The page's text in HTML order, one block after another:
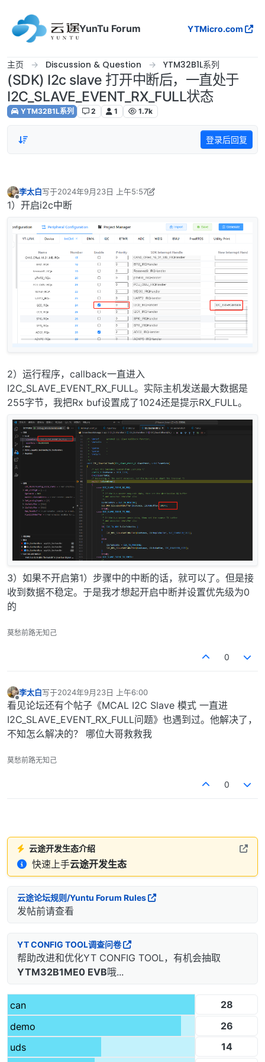
YunTu Forum
YTMicro.com
主页 Discussion & Question YTM32B1L系列
(SDK) I2c slave 打开中断后，一直处于
I2C_SLAVE_EVENT_RX_FULL状态
YTM32B1L系列 2 1 1.7k
登录后回复
离线
李太白写于2024年9月23日 上午5:57
最后由 lrx9695 编辑 2024年9月23日 下午1:58
1）开启i2c中断
2）运行程序，callback一直进入
I2C_SLAVE_EVENT_RX_FULL。实际主机发送最大数据是
255字节，我把Rx buf设置成了1024还是提示RX_FULL。
3）如果不开启第1）步骤中的中断的话，就可以了。但是接
收到数据不稳定。于是我才想起开启中断并设置优先级为0
的
莫愁前路无知己
0
离线
李太白写于2024年9月23日 上午6:00
最后由 编辑
看见论坛还有个帖子《MCAL I2C Slave 模式 一直进
I2C_SLAVE_EVENT_RX_FULL问题》也遇到过。他解决了，
不知怎么解决的？ 哪位大哥救救我
莫愁前路无知己
0
云途开发生态介绍
快速上手云途开发生态
云途论坛规则/Yuntu Forum Rules
发帖前请查看
YT CONFIG TOOL调查问卷
帮助改进和优化YT CONFIG TOOL，有机会抽取
YTM32B1ME0 EVB哦...
can
28
demo
26
uds
14